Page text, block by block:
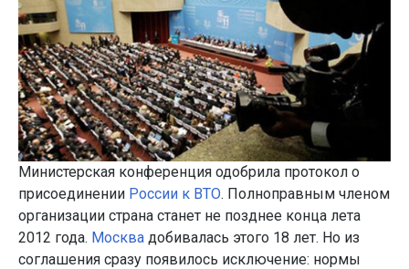
Министерская конференция одобрила протокол о
присоединении России к ВТО. Полноправным членом
организации страна станет не позднее конца лета
2012 года. Москва добивалась этого 18 лет. Но из
соглашения сразу появилось исключение: нормы